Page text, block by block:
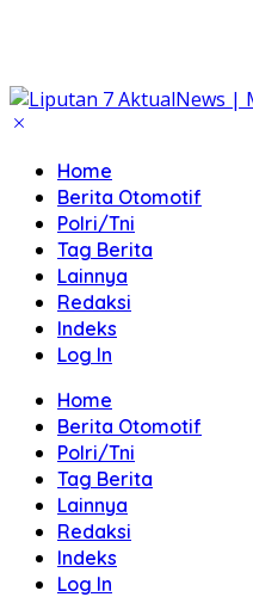
Home
Berita Otomotif
Polri/Tni
Tag Berita
Lainnya
Redaksi
Indeks
Log In
Home
Berita Otomotif
Polri/Tni
Tag Berita
Lainnya
Redaksi
Indeks
Log In